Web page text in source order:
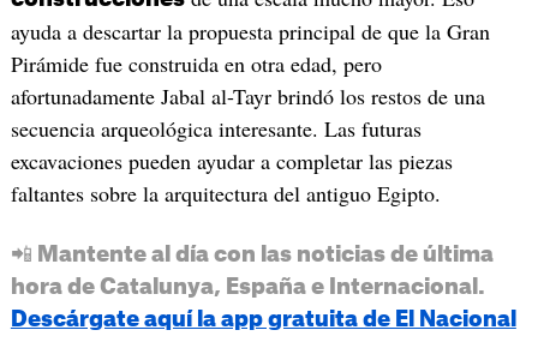
ayuda a descartar la propuesta principal de que la Gran
Pirámide fue construida en otra edad, pero
afortunadamente Jabal al-Tayr brindó los restos de una
secuencia arqueológica interesante. Las futuras
excavaciones pueden ayudar a completar las piezas
faltantes sobre la arquitectura del antiguo Egipto.
📲 Mantente al día con las noticias de última
hora de Catalunya, España e Internacional.
Descárgate aquí la app gratuita de El Nacional